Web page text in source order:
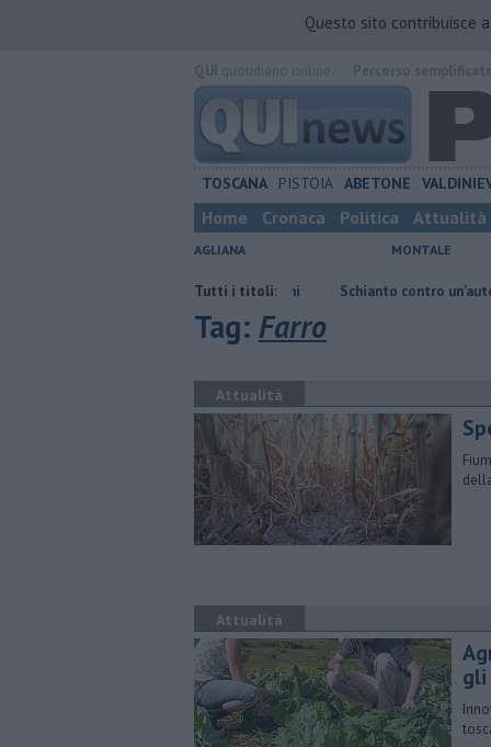
Questo sito contribuisce
TOSCANA PISTOIA ABETONE
Home Cronaca Politica Attualità
AGLIANA MONTALE
Tutti i titoli:
E' morto Francesco Guccini Schianto contro un'auto fatale
Tag: Farro
Attualità
Attualità
gli